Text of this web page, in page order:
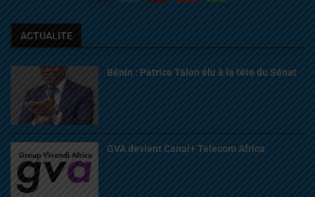
ACTUALITE
Bénin : Patrice Talon élu à la tête du Sénat
GVA devient Canal+ Telecom Africa